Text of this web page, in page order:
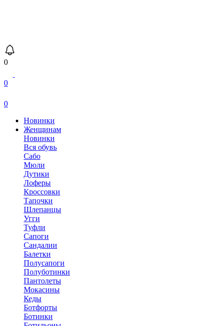
0
0
0
Новинки
Женщинам
Новинки
Вся обувь
Сабо
Мюли
Дутики
Лоферы
Кроссовки
Тапочки
Шлепанцы
Угги
Туфли
Сапоги
Сандалии
Балетки
Полусапоги
Полуботинки
Пантолеты
Мокасины
Кеды
Ботфорты
Ботинки